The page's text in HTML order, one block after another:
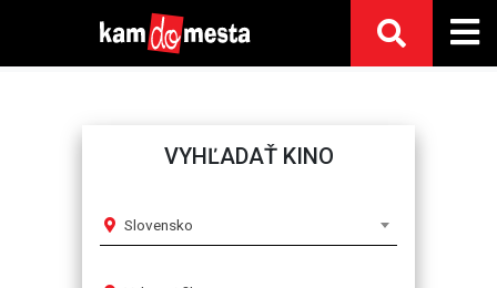
VYHĽADAŤ KINO
Slovensko